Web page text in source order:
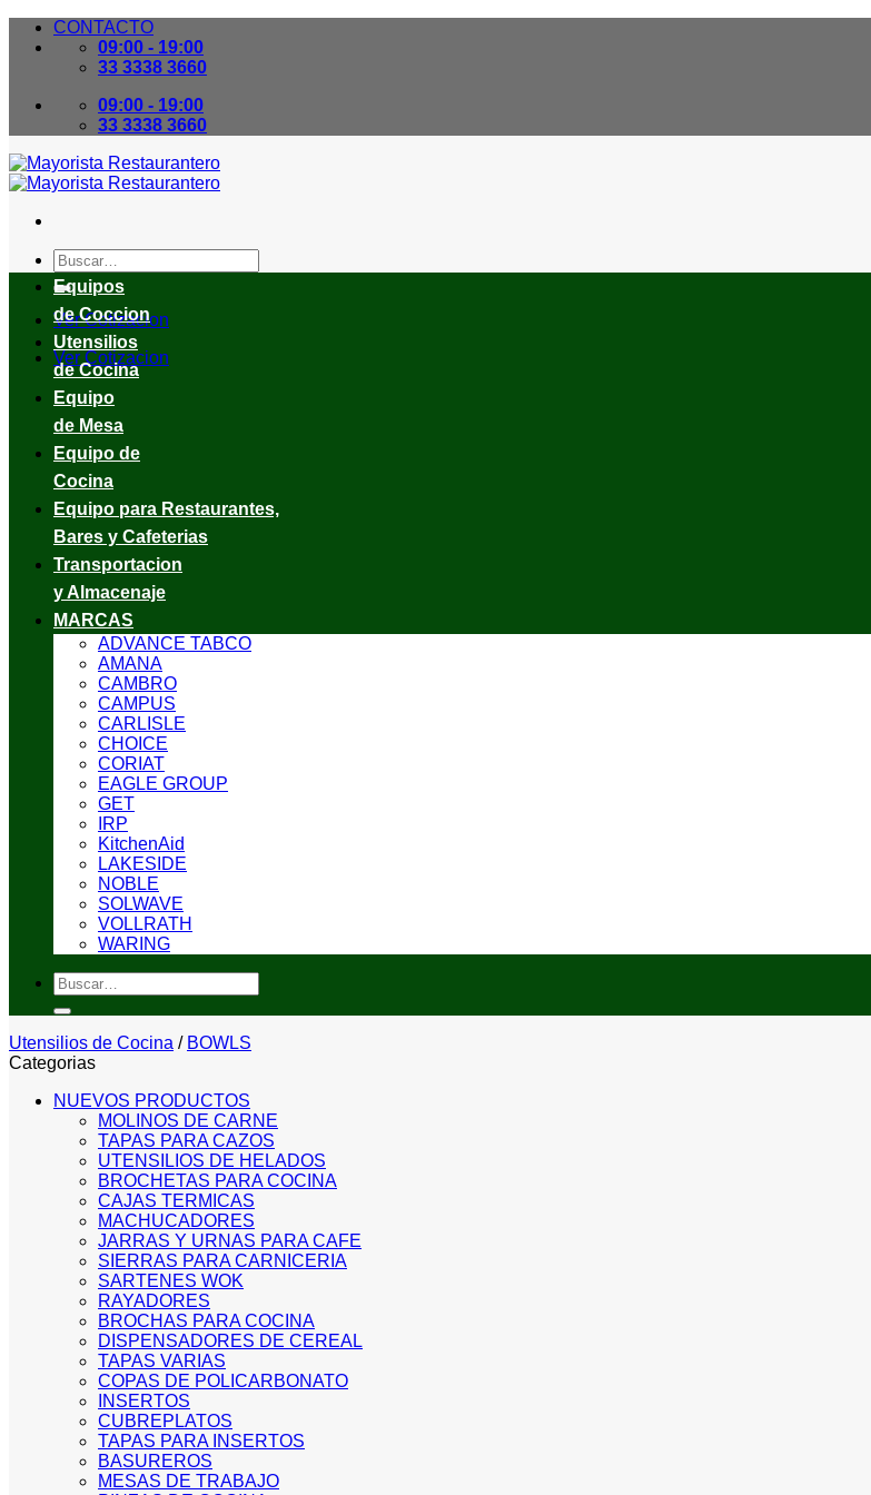
Skip
CONTACTO
09:00 - 19:00
33 3338 3660
09:00 - 19:00
33 3338 3660
Buscar
por:
Ver Cotizacion
Ver Cotizacion
Equipos
de Coccion
Utensilios
de Cocina
Equipo
de Mesa
Equipo de
Cocina
Equipo para Restaurantes,
Bares y Cafeterias
Transportacion
y Almacenaje
MARCAS
ADVANCE TABCO
AMANA
CAMBRO
CAMPUS
CARLISLE
CHOICE
CORIAT
EAGLE GROUP
GET
IRP
KitchenAid
LAKESIDE
NOBLE
SOLWAVE
VOLLRATH
WARING
Buscar
por:
Utensilios de Cocina / BOWLS
Categorias
NUEVOS PRODUCTOS
MOLINOS DE CARNE
TAPAS PARA CAZOS
UTENSILIOS DE HELADOS
BROCHETAS PARA COCINA
CAJAS TERMICAS
MACHUCADORES
JARRAS Y URNAS PARA CAFE
SIERRAS PARA CARNICERIA
SARTENES WOK
RAYADORES
BROCHAS PARA COCINA
DISPENSADORES DE CEREAL
TAPAS VARIAS
COPAS DE POLICARBONATO
INSERTOS
CUBREPLATOS
TAPAS PARA INSERTOS
BASUREROS
MESAS DE TRABAJO